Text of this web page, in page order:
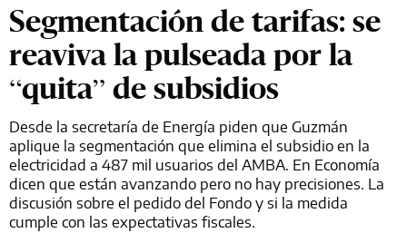
Segmentación de tarifas: se
reaviva la pulseada por la
“quita” de subsidios
Desde la secretaría de Energía piden que Guzmán
aplique la segmentación que elimina el subsidio en la
electricidad a 487 mil usuarios del AMBA. En Economía
dicen que están avanzando pero no hay precisiones. La
discusión sobre el pedido del Fondo y si la medida
cumple con las expectativas fiscales.